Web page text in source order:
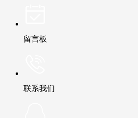
留言板
联系我们